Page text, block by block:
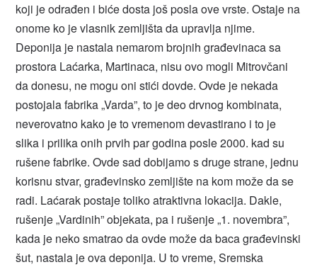
koji je odrađen i biće dosta još posla ove vrste. Ostaje na
onome ko je vlasnik zemljišta da upravlja njime.
Deponija je nastala nemarom brojnih građevinaca sa
prostora Laćarka, Martinaca, nisu ovo mogli Mitrovčani
da donesu, ne mogu oni stići dovde. Ovde je nekada
postojala fabrika „Varda”, to je deo drvnog kombinata,
neverovatno kako je to vremenom devastirano i to je
slika i prilika onih prvih par godina posle 2000. kad su
rušene fabrike. Ovde sad dobijamo s druge strane, jednu
korisnu stvar, građevinsko zemljište na kom može da se
radi. Laćarak postaje toliko atraktivna lokacija. Dakle,
rušenje „Vardinih” objekata, pa i rušenje „1. novembra”,
kada je neko smatrao da ovde može da baca građevinski
šut, nastala je ova deponija. U to vreme, Sremska